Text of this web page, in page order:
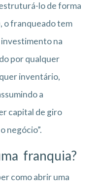
lo de forma
o franqueado tem
na
por qualquer
inventário,
a
capital de giro
negócio”.
franquia?
como abrir uma